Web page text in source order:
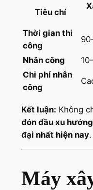
Tiêu chí
Thời gian thi
công
Nhân công
Chi phí nhân
công
Kết luận: Không
đón đầu xu
đại nhất hiện nay.
Máy